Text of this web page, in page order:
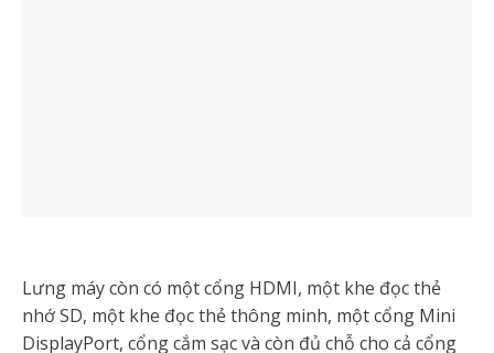
Lưng máy còn có một cổng HDMI, một khe đọc thẻ
nhớ SD, một khe đọc thẻ thông minh, một cổng Mini
DisplayPort, cổng cắm sạc và còn đủ chỗ cho cả cổng